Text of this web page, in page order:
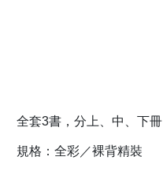
全套3書，分上、中、下冊
規格：全彩／裸背精裝